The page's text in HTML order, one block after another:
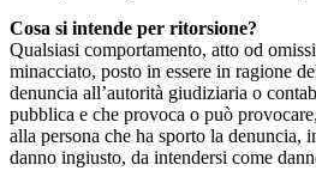
Cosa si intende per ritorsione?
Qualsiasi comportamento, atto od
minacciato, posto in essere in ragione
denuncia all’autorità giudiziaria o
pubblica e che provoca o può
alla persona che ha sporto la denuncia,
danno ingiusto, da intendersi come